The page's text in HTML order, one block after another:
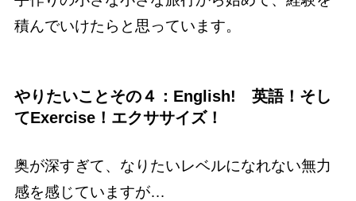
積んでいけたらと思っています。
やりたいことその４：English! 英語！そし
てExercise！エクササイズ！
奥が深すぎて、なりたいレベルになれない無力
感を感じていますが…